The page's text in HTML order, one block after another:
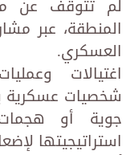
لم تتوقف عن
المنطقة، عبر
العسكري.
اغتيالات
شخصيات عسكرية
جوية أو
استراتيجيتها